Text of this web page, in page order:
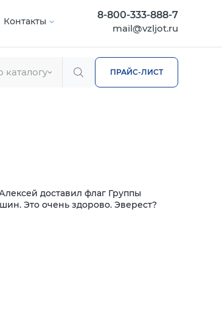
Контакты
8-800-333-888-7
mail@vzljot.ru
каталогу ПРАЙС-ЛИСТ
доставил флаг Группы
Это очень здорово. Эверест?